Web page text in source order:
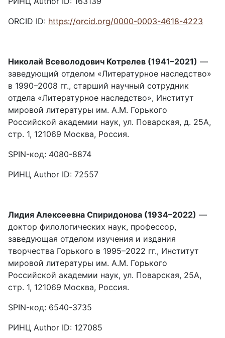
ORCID ID: https://orcid.org/0000-0003-4618-4223
Николай Всеволодович Котрелев (1941–2021) —
заведующий отделом «Литературное наследство»
в 1990–2008 гг., старший научный сотрудник
отдела «Литературное наследство», Институт
мировой литературы им. А.М. Горького
Российской академии наук, ул. Поварская, д. 25А,
стр. 1, 121069 Москва, Россия.
SPIN-код: 4080-8874
РИНЦ Author ID: 72557
Лидия Алексеевна Спиридонова (1934–2022) —
доктор филологических наук, профессор,
заведующая отделом изучения и издания
творчества Горького в 1995–2022 гг., Институт
мировой литературы им. А.М. Горького
Российской академии наук, ул. Поварская, 25А,
стр. 1, 121069 Москва, Россия.
SPIN-код: 6540-3735
РИНЦ Author ID: 127085